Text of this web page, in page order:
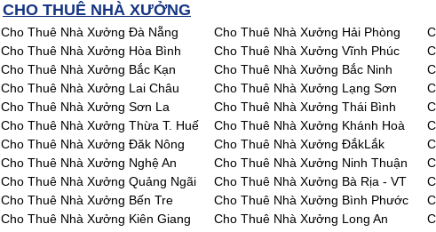
CHO THUÊ NHÀ XƯỞNG
Cho Thuê Nhà Xưởng Đà Nẵng Cho Thuê Nhà Xưởng Hải Phòng
Cho Thuê Nhà Xưởng Hòa Bình Cho Thuê Nhà Xưởng Vĩnh Phúc
Cho Thuê Nhà Xưởng Bắc Kạn Cho Thuê Nhà Xưởng Bắc Ninh
Cho Thuê Nhà Xưởng Lai Châu Cho Thuê Nhà Xưởng Lạng Sơn
Cho Thuê Nhà Xưởng Sơn La Cho Thuê Nhà Xưởng Thái Bình
Cho Thuê Nhà Xưởng Thừa T. Huế Cho Thuê Nhà Xưởng Khánh Hoà
Cho Thuê Nhà Xưởng Đăk Nông Cho Thuê Nhà Xưởng ĐắkLắk
Cho Thuê Nhà Xưởng Nghệ An Cho Thuê Nhà Xưởng Ninh Thuận
Cho Thuê Nhà Xưởng Quảng Ngãi Cho Thuê Nhà Xưởng Bà Rịa - VT
Cho Thuê Nhà Xưởng Bến Tre Cho Thuê Nhà Xưởng Bình Phước
Cho Thuê Nhà Xưởng Kiên Giang Cho Thuê Nhà Xưởng Long An